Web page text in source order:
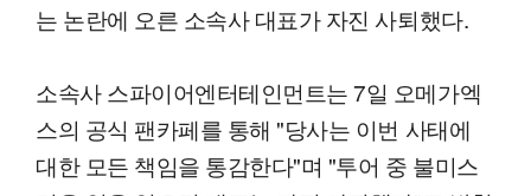
는 논란에 오른 소속사 대표가 자진 사퇴했다.
소속사 스파이어엔터테인먼트는 7일 오메가엑
스의 공식 팬카페를 통해 "당사는 이번 사태에
대한 모든 책임을 통감한다"며 "투어 중 불미스